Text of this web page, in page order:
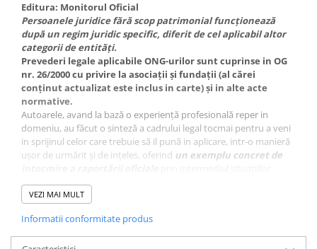
Editura: Monitorul Oficial
Persoanele juridice fără scop patrimonial funcționează
după un regim juridic specific, diferit de cel aplicabil altor
categorii de entități.
Prevederi legale aplicabile ONG-urilor sunt cuprinse in OG
nr. 26/2000 cu privire la asociaţii şi fundaţii (al cărei
conținut actualizat este inclus in carte) și in alte acte
normative.
Autoarele, avand la bază o experiență profesională reper in
domeniu, au făcut o sinteză a cadrului legal tocmai pentru a veni
in sprijinul celor care trebuie să il pună in aplicare, intr-o manieră
ușor de urmărit și de ințeles, oferind un exemplu concret de
financiare anuale aferente unei entități pentru care exercițiul
financiar coincide cu anul calendaristic.
suplimentară a aspectelor referitoare la activitatea economică
desfășurată de ONG-uri. Deși anumite prevederi legale se pot
VEZI MAI MULT
Informatii conformitate produs